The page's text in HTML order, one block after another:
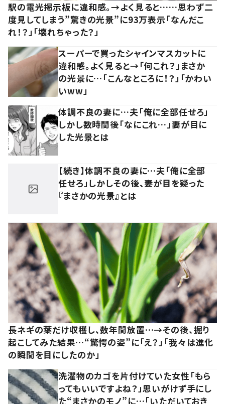
駅の電光掲示板に違和感。→よく見ると……思わず二
度見してしまう”驚きの光景”に93万表示「なんだこ
れ！？」「壊れちゃった？」
スーパーで買ったシャインマスカットに
違和感。よく見ると→「何これ？」まさか
の光景に…「こんなところに！？」「かわい
いww」
体調不良の妻に…夫「俺に全部任せろ」
しかし数時間後「なにこれ…」妻が目に
した光景とは
【続き】体調不良の妻に…夫「俺に全部
任せろ」しかしその後、妻が目を疑った
『まさかの光景』とは
長ネギの葉だけ収穫し、数年間放置…→その後、掘り
起こしてみた結果…“驚愕の姿”に「え？」「我々は進化
の瞬間を目にしたのか」
洗濯物のカゴを片付けていた女性「もら
ってもいいですよね？」思いがけず手にし
た“まさかのモノ”に…「いただいておき